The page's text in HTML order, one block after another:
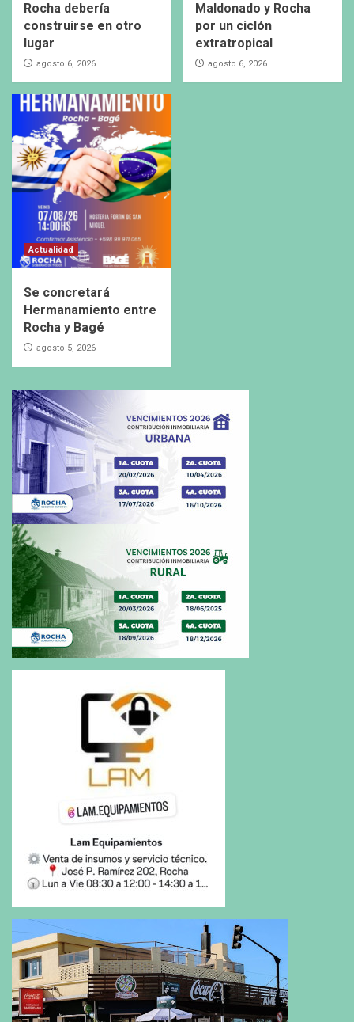
Rocha debería
construirse en otro
lugar
agosto 6, 2026
Maldonado y Rocha
por un ciclón
extratropical
agosto 6, 2026
Actualidad
Se concretará
Hermanamiento entre
Rocha y Bagé
agosto 5, 2026